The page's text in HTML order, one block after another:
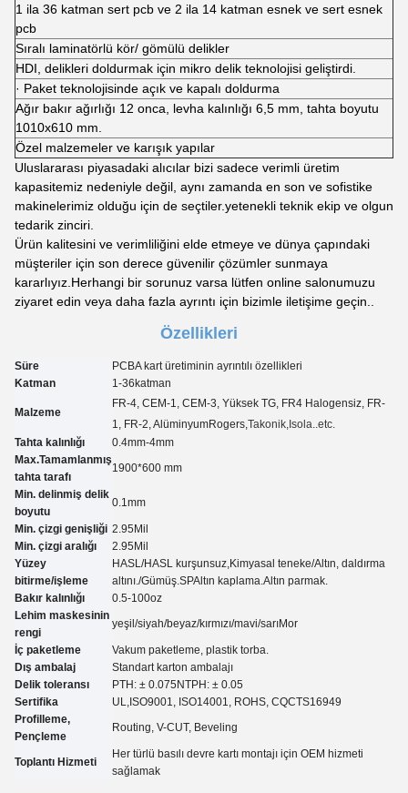
1 ila 36 katman sert pcb ve 2 ila 14 katman esnek ve sert esnek
pcb
Sıralı laminatörlü kör/ gömülü delikler
HDI, delikleri doldurmak için mikro delik teknolojisi geliştirdi.
· Paket teknolojisinde açık ve kapalı doldurma
Ağır bakır ağırlığı 12 onca, levha kalınlığı 6,5 mm, tahta boyutu
1010x610 mm.
Özel malzemeler ve karışık yapılar
Uluslararası piyasadaki alıcılar bizi sadece verimli üretim
kapasitemiz nedeniyle değil, aynı zamanda en son ve sofistike
makinelerimiz olduğu için de seçtiler.yetenekli teknik ekip ve olgun
tedarik zinciri.
Ürün kalitesini ve verimliliğini elde etmeye ve dünya çapındaki
müşteriler için son derece güvenilir çözümler sunmaya
kararlıyız.Herhangi bir sorunuz varsa lütfen online salonumuzu
ziyaret edin veya daha fazla ayrıntı için bizimle iletişime geçin..
Özellikleri
Süre
PCBA kart üretiminin ayrıntılı özellikleri
Katman
1-36katman
Malzeme
FR-4, CEM-1, CEM-3, Yüksek TG, FR4 Halogensiz, FR-
1, FR-2, AlüminyumRogers, Takonik ,Isola..etc.
Tahta kalınlığı
0.4mm-4mm
Max.Tamamlanmış
tahta tarafı
1900*600 mm
Min. delinmiş delik
boyutu
0. 1 mm
Min. çizgi genişliği 2.95Mil
Min. çizgi aralığı
2.95Mil
Yüzey
bitirme/işleme
HASL/HASL kurşunsuz,Kimyasal teneke/Altın, daldırma
altını. /Gümüş. SPAltın kaplama. Altın parmak.
Bakır kalınlığı
0.5-100oz
Lehim maskesinin
rengi
yeşil/siyah/beyaz/kırmızı/mavi/sarıMor
İç paketleme
Vakum paketleme, plastik torba.
Dış ambalaj
Standart karton ambalajı
Delik toleransı
PTH: ± 0.075NTPH: ± 0.05
Sertifika
UL, ISO9001, ISO14001, ROHS, CQCTS16949
Profilleme,
Pençleme
Routing, V-CUT, Beveling
Toplantı Hizmeti
Her türlü basılı devre kartı montajı için OEM hizmeti
sağlamak